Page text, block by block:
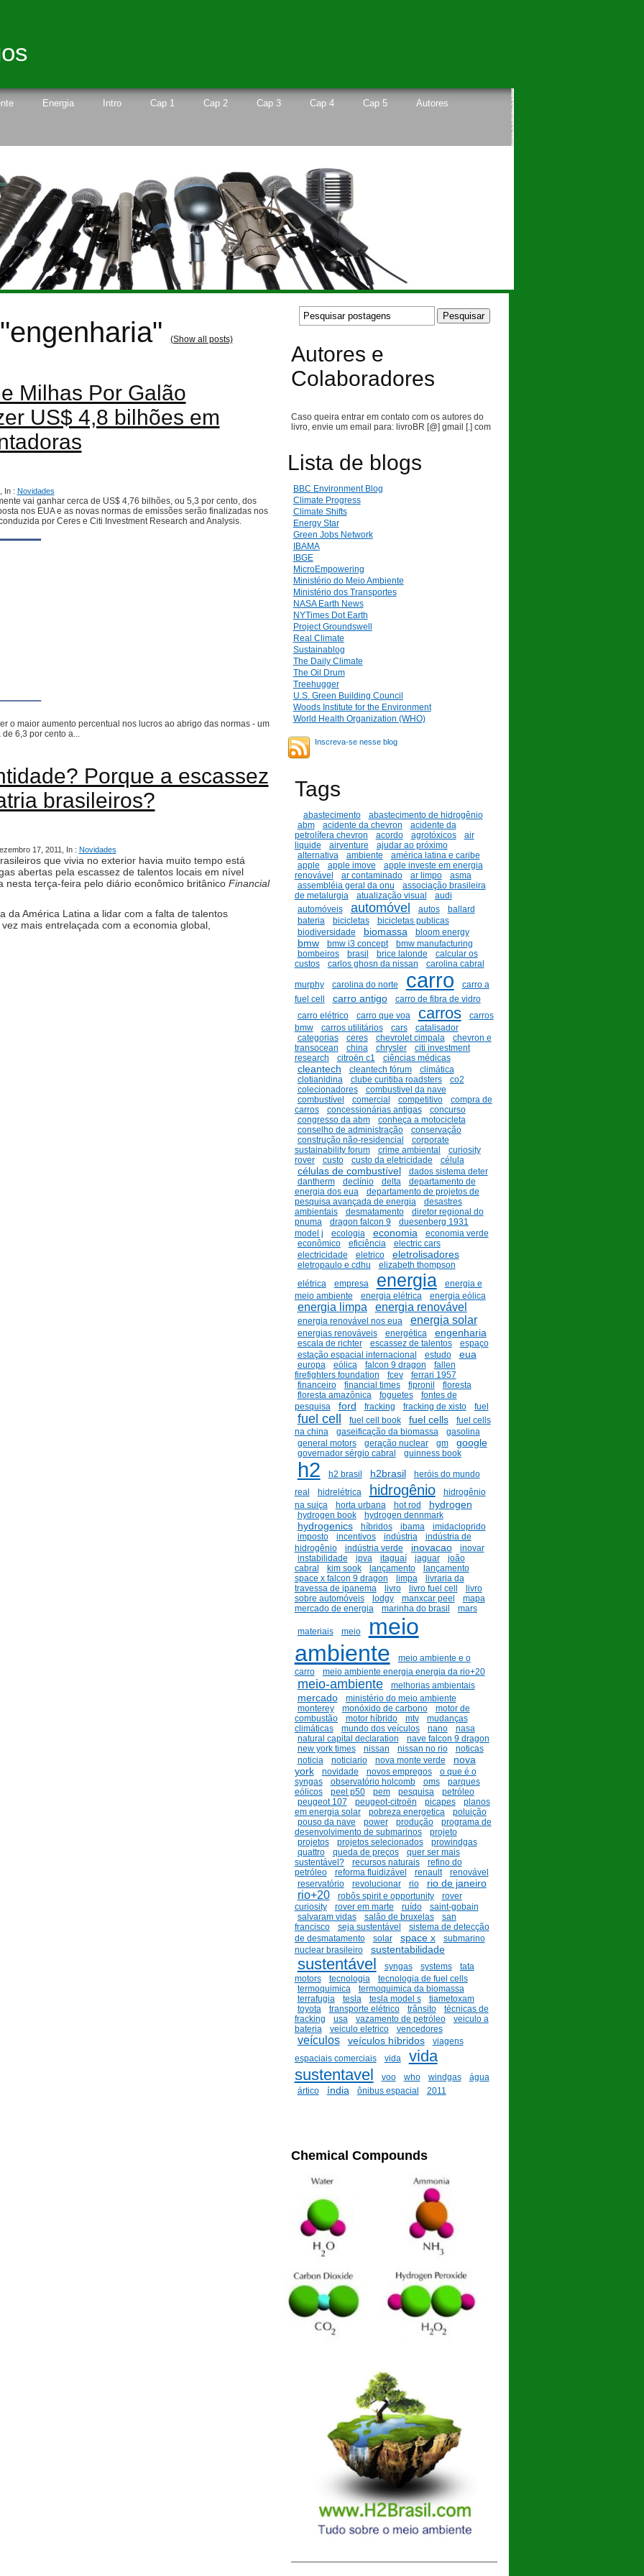
Energia Intro Cap 1 Cap 2 Cap 3 Cap 4 Cap 5 Autores
(Show all posts)
Milhas Por Galão
US$ 4,8 bilhões em
In : Novidades
vai ganhar cerca de US$ 4,76 bilhões, ou 5,3 por cento, dos
nos EUA e as novas normas de emissões serão finalizadas nos
por Ceres e Citi Investment Research and Analysis.
o maior aumento percentual nos lucros ao abrigo das normas - um
6,3 por cento a...
Porque a escassez
brasileiros?
17, 2011, In : Novidades
que vivia no exterior havia muito tempo está
abertas pela escassez de talentos locais em nível
nesta terça-feira pelo diário econômico britânico Financial
da América Latina a lidar com a falta de talentos
mais entrelaçada com a economia global,
Autores e
Colaboradores
Caso queira entrar em contato com os autores do
livro, envie um email para: livroBR [@] gmail [.] com
Lista de blogs
BBC Environment Blog
Climate Progress
Climate Shifts
Energy Star
Green Jobs Network
IBAMA
IBGE
MicroEmpowering
Ministério do Meio Ambiente
Ministério dos Transportes
NASA Earth News
NYTimes Dot Earth
Project Groundswell
Real Climate
Sustainablog
The Daily Climate
The Oil Drum
Treehugger
U.S. Green Building Council
Woods Institute for the Environment
World Health Organization (WHO)
Inscreva-se nesse blog
Tags
abastecimento
abastecimento de hidrogênio
abm
acidente da chevron
acidente da
petrolífera chevron
acordo agrotóxicos
air
liquide
airventure
ajudar ao próximo
alternativa
ambiente
américa latina e caribe
apple
apple imove
apple investe em energia
renovável
ar contaminado ar limpo
asma
assembléia geral da onu
associação brasileira
de metalurgia
atualização visual
audi
automóveis
automóvel autos
ballard
bateria
bicicletas
bicicletas publicas
biodiversidade
biomassa bloom energy
bmw bmw i3 concept
bmw manufacturing
bombeiros
brasil brice lalonde
calcular os
custos
carlos ghosn da nissan carolina cabral
murphy carolina do norte carro
carro a
fuel cell
carro antigo
carro de fibra de vidro
carro elétrico
carro que voa carros
carros
bmw
carros utilitários cars
catalisador
categorias
ceres chevrolet cimpala
chevron e
transocean
china chrysler
citi investment
research
citroën c1 ciências médicas
cleantech cleantech fórum
climática
clotianidina
clube curitiba roadsters
co2
colecionadores
combustivel da nave
combustível
comercial competitivo
compra de
carros
concessionárias antigas
concurso
congresso da abm
conheça a motocicleta
conselho de administração
conservação
construção não-residencial
corporate
sustainability forum
crime ambiental
curiosity
rover
custo custo da eletricidade célula
células de combustível
dados sistema deter
dantherm
declínio delta
departamento de
energia dos eua
departamento de projetos de
pesquisa avançada de energia
desastres
ambientais
desmatamento
diretor regional do
pnuma
dragon falcon 9
duesenberg 1931
model j
ecologia economia
economia verde
econômico
eficiência
electric cars
electricidade
eletrico eletrolisadores
eletropaulo e cdhu
elizabeth thompson
elétrica
empresa energia
energia e
meio ambiente
energia elétrica energia eólica
energia limpa energia renovável
energia renovável nos eua energia solar
energias renováveis energética engenharia
escala de richter escassez de talentos
espaço
estação espacial internacional
estudo eua
europa eólica falcon 9 dragon
fallen
firefighters foundation
fcev
ferrari 1957
financeiro
financial times fipronil
floresta
floresta amazônica
foguetes
fontes de
pesquisa
ford fracking fracking de xisto fuel
fuel cell fuel cell book fuel cells
fuel cells
na china
gaseificação da biomassa
gasolina
general motors
geração nuclear gm google
governador sérgio cabral guinness book
h2 h2 brasil h2brasil
heróis do mundo
real
hidrelétrica hidrogênio
hidrogênio
na suiça
horta urbana hot rod hydrogen
hydrogen book hydrogen dennmark
hydrogenics híbridos ibama
imidacloprido
imposto
incentivos indústria
indústria de
hidrogênio
indústria verde inovacao
inovar
instabilidade
ipva itaguaí jaguar
joão
cabral
kim sook lançamento
lançamento
space x falcon 9 dragon
limpa
livraria da
travessa de ipanema
livro livro fuel cell
livro
sobre automóveis
lodgy manxcar peel
mapa
mercado de energia
marinha do brasil mars
materiais meio
meio
ambiente
meio ambiente e o
carro
meio ambiente energia energia da rio+20
meio-ambiente melhorias ambientais
mercado
ministério do meio ambiente
monterey
monóxido de carbono
motor de
combustão
motor híbrido mtv
mudanças
climáticas
mundo dos veículos nano
nasa
natural capital declaration
nave falcon 9 dragon
new york times
nissan nissan no rio
noticas
noticia
noticiario nova monte verde
nova
york
novidade novos empregos
o que é o
syngas
observatório holcomb oms
parques
eólicos
peel p50 pem pesquisa
petróleo
peugeot 107
peugeot-citroën picapes
planos
em energia solar
pobreza energetica
poluição
pouso da nave
power produção
programa de
desenvolvimento de submarinos
projeto
projetos
projetos selecionados
prowindgas
quattro
queda de preços
quer ser mais
sustentável?
recursos naturais
refino do
petróleo
reforma fluidizável renault
renovável
reservatório
revolucionar rio rio de janeiro
rio+20 robôs spirit e opportunity
rover
curiosity
rover em marte ruído
saint-gobain
salvaram vidas
salão de bruxelas
san
francisco
seja sustentável
sistema de detecção
de desmatamento
solar space x
submarino
nuclear brasileiro
sustentabilidade
sustentável syngas systems
tata
motors
tecnologia
tecnologia de fuel cells
termoquimica
termoquimica da biomassa
terrafugia
tesla tesla model s
tiametoxam
toyota
transporte elétrico trânsito
técnicas de
fracking
usa vazamento de petróleo
veiculo a
bateria
veiculo eletrico vencedores
veículos veículos híbridos
viagens
espaciais comerciais
vida
vida
sustentavel
voo who windgas
água
ártico
índia ônibus espacial 2011
Chemical Compounds